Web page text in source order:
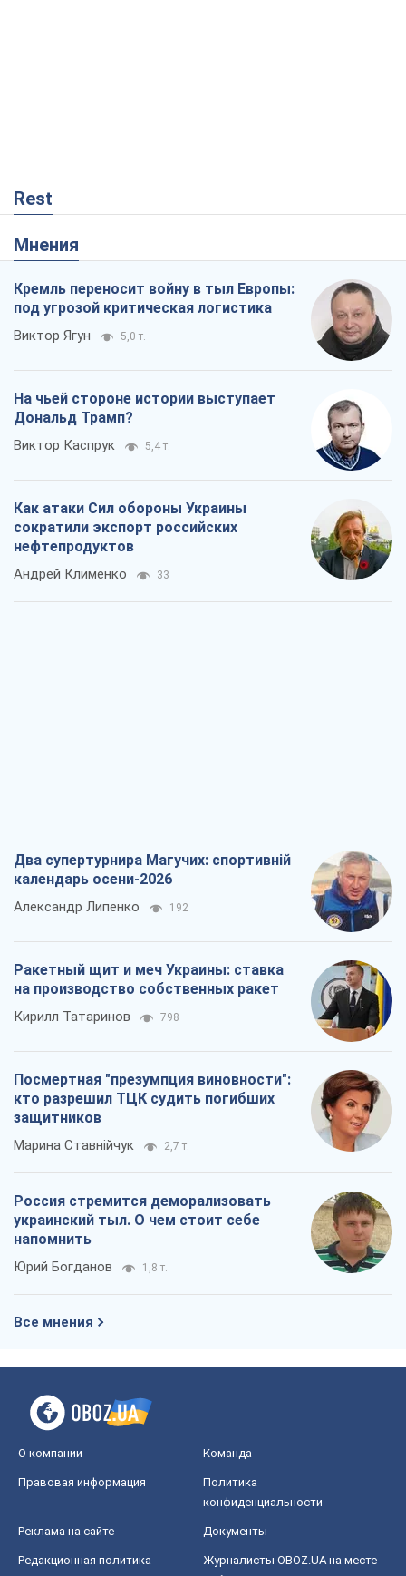
Rest
Мнения
Кремль переносит войну в тыл Европы:
под угрозой критическая логистика
Виктор Ягун 5,0 т.
На чьей стороне истории выступает
Дональд Трамп?
Виктор Каспрук 5,4 т.
Как атаки Сил обороны Украины
сократили экспорт российских
нефтепродуктов
Андрей Клименко 33
Два супертурнира Магучих: спортивній
календарь осени-2026
Александр Липенко 192
Ракетный щит и меч Украины: ставка
на производство собственных ракет
Кирилл Татаринов 798
Посмертная "презумпция виновности":
кто разрешил ТЦК судить погибших
защитников
Марина Ставнійчук 2,7 т.
Россия стремится деморализовать
украинский тыл. О чем стоит себе
напомнить
Юрий Богданов 1,8 т.
Все мнения
О компании Команда
Правовая информация
Политика
конфиденциальности
Реклама на сайте Документы
Редакционная политика
Журналисты OBOZ.UA на месте